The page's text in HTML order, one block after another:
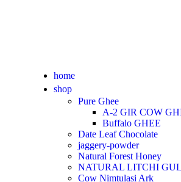
home
shop
Pure Ghee
A-2 GIR COW
Buffalo GHEE
Date Leaf Chocolate
jaggery-powder
Natural Forest Honey
NATURAL LITCHI
Cow Nimtulasi Ark